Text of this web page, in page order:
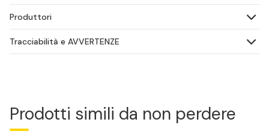
Produttori
Tracciabilità e AVVERTENZE
Prodotti simili da non perdere